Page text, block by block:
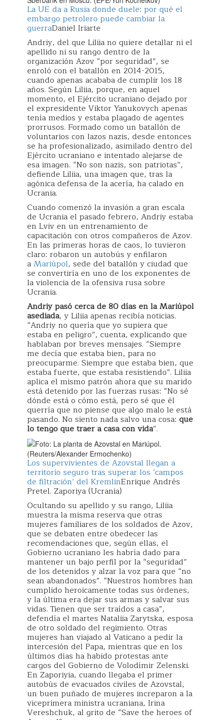
La UE da a Rusia donde duele: por qué el
embargo petrolero puede cambiar la
guerraDaniel Iriarte
Andriy, del que Liliia no quiere detallar ni el
apellido ni su rango dentro de la
organización Azov “por seguridad”, se
enroló con el batallón en 2014-2015,
cuando apenas acababa de cumplir los 18
años. Según Liliia, porque, en aquel
momento, el Ejército ucraniano dejado por
el expresidente Viktor Yanukovych apenas
tenía medios y estaba plagado de agentes
prorrusos. Formado como un batallón de
voluntarios con lazos nazis, desde entonces
se ha profesionalizado, asimilado dentro del
Ejército ucraniano e intentado alejarse de
esa imagen. “No son nazis, son patriotas”,
defiende Liliia, una imagen que, tras la
agónica defensa de la acería, ha calado en
Ucrania.
Cuando comenzó la invasión a gran escala
de Ucrania el pasado febrero, Andriy estaba
en Lviv en un entrenamiento de
capacitación con otros compañeros de Azov.
En las primeras horas de caos, lo tuvieron
claro: robaron un autobús y enfilaron
aMariúpol, sede del batallón y ciudad que
se convertiría en uno de los exponentes de
la violencia de la ofensiva rusa sobre
Ucrania.
Andriy pasó cerca de 80 días en la Mariúpol
asediada, y Liliia apenas recibía noticias.
“Andriy no quería que yo supiera que
estaba en peligro”, cuenta, explicando que
hablaban por breves mensajes. “Siempre
me decía que estaba bien, para no
preocuparme. Siempre que estaba bien, que
estaba fuerte, que estaba resistiendo”. Liliia
aplica el mismo patrón ahora que su marido
está detenido por las fuerzas rusas: “No sé
dónde está o cómo está, pero sé que él
querría que no piense que algo malo le está
pasando. No siento nada salvo una cosa: que
lo tengo que traer a casa con vida”.
Los supervivientes de Azovstal llegan a
territorio seguro tras superar los ‘campos
de filtración’ del KremlinEnrique Andrés
Pretel. Zaporiya (Ucrania)
Ocultando su apellido y su rango, Liliia
muestra la misma reserva que otras
mujeres familiares de los soldados de Azov,
que se debaten entre obedecer las
recomendaciones que, según ellas, el
Gobierno ucraniano les habría dado para
mantener un bajo perfil por la “seguridad”
de los detenidos y alzar la voz para que “no
sean abandonados”. “Nuestros hombres han
cumplido heroicamente todas sus órdenes,
y la última era dejar sus armas y salvar sus
vidas. Tienen que ser traídos a casa”,
defendía el martes Nataliia Zarytska, esposa
de otro soldado del regimiento. Otras
mujeres han viajado al Vaticano a pedir la
intercesión del Papa, mientras que en los
últimos días ha habido protestas ante
cargos del Gobierno de Volodímir Zelenski.
En Zaporiyia, cuando llegaba el primer
autobús de evacuados civiles de Azovstal,
un buen puñado de mujeres increparon a la
viceprimera ministra ucraniana, Irina
Vereshchuk, al grito de “Save the heroes of